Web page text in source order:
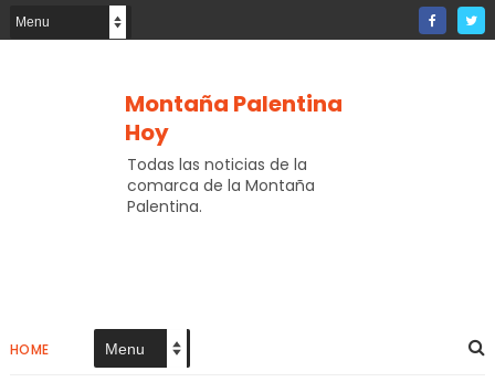
Montaña Palentina
Hoy
Todas las noticias de la
comarca de la Montaña
Palentina.
HOME